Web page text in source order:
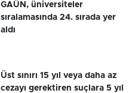
GAÜN, üniversiteler
sıralamasında 24. sırada yer
aldı
Üst sınırı 15 yıl veya daha az
cezayı gerektiren suçlara 5 yıl